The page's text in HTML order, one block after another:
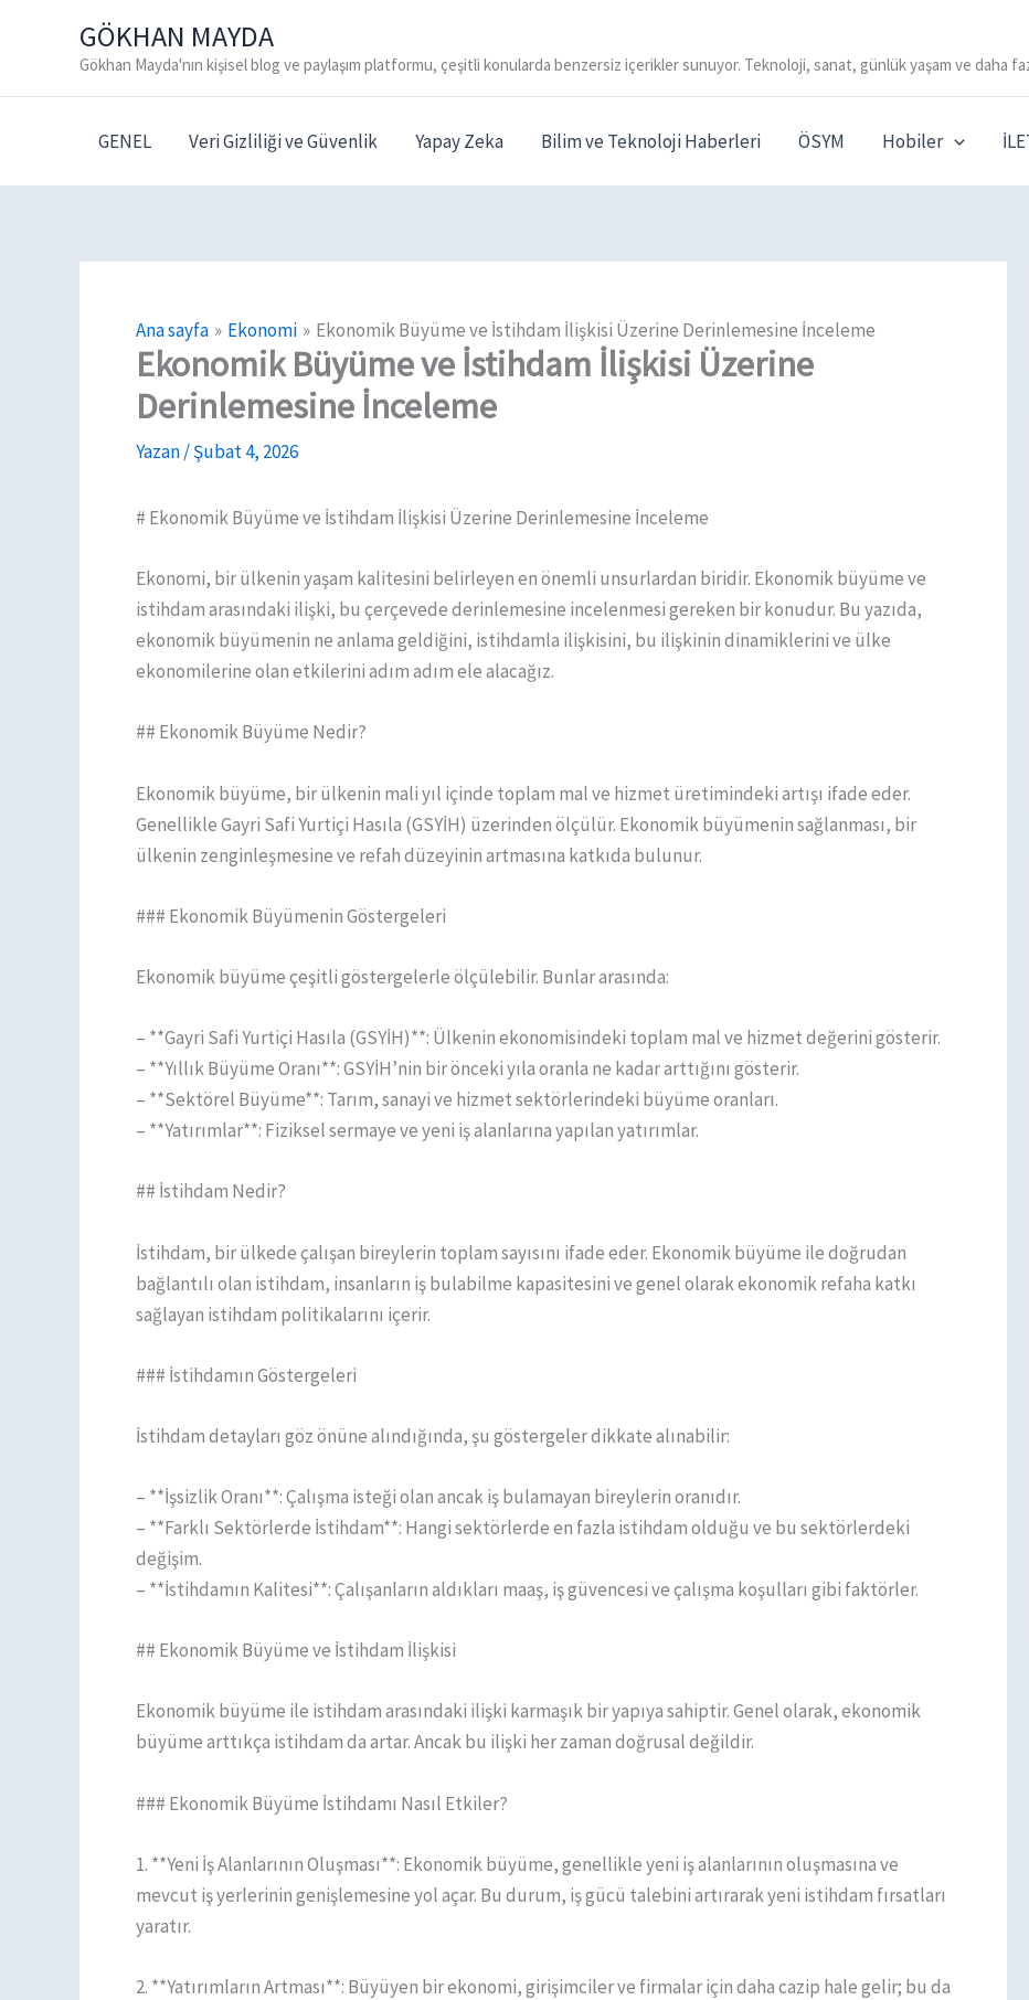
GÖKHAN MAYDA
Gökhan Mayda'nın kişisel blog ve paylaşım platformu, çeşitli konularda benzersiz içerikler sunuyor. Teknoloji, sanat, günlük yaşam ve daha
GENEL Veri Gizliliği ve Güvenlik Yapay Zeka Bilim ve Teknoloji Haberleri ÖSYM Hobiler
Ana sayfa Ekonomi Ekonomik Büyüme ve İstihdam İlişkisi Üzerine Derinlemesine İnceleme
Ekonomik Büyüme ve İstihdam İlişkisi Üzerine
Derinlemesine İnceleme
Yazan/Şubat 4, 2026
# Ekonomik Büyüme ve İstihdam İlişkisi Üzerine Derinlemesine İnceleme
Ekonomi, bir ülkenin yaşam kalitesini belirleyen en önemli unsurlardan biridir. Ekonomik büyüme ve
istihdam arasındaki ilişki, bu çerçevede derinlemesine incelenmesi gereken bir konudur. Bu yazıda,
ekonomik büyümenin ne anlama geldiğini, istihdamla ilişkisini, bu ilişkinin dinamiklerini ve ülke
ekonomilerine olan etkilerini adım adım ele alacağız.
## Ekonomik Büyüme Nedir?
Ekonomik büyüme, bir ülkenin mali yıl içinde toplam mal ve hizmet üretimindeki artışı ifade eder.
Genellikle Gayri Safi Yurtiçi Hasıla (GSYİH) üzerinden ölçülür. Ekonomik büyümenin sağlanması, bir
ülkenin zenginleşmesine ve refah düzeyinin artmasına katkıda bulunur.
### Ekonomik Büyümenin Göstergeleri
Ekonomik büyüme çeşitli göstergelerle ölçülebilir. Bunlar arasında:
– **Gayri Safi Yurtiçi Hasıla (GSYİH)**: Ülkenin ekonomisindeki toplam mal ve hizmet değerini gösterir.
– **Yıllık Büyüme Oranı**: GSYİH’nin bir önceki yıla oranla ne kadar arttığını gösterir.
– **Sektörel Büyüme**: Tarım, sanayi ve hizmet sektörlerindeki büyüme oranları.
– **Yatırımlar**: Fiziksel sermaye ve yeni iş alanlarına yapılan yatırımlar.
## İstihdam Nedir?
İstihdam, bir ülkede çalışan bireylerin toplam sayısını ifade eder. Ekonomik büyüme ile doğrudan
bağlantılı olan istihdam, insanların iş bulabilme kapasitesini ve genel olarak ekonomik refaha katkı
sağlayan istihdam politikalarını içerir.
### İstihdamın Göstergeleri
İstihdam detayları göz önüne alındığında, şu göstergeler dikkate alınabilir:
– **İşsizlik Oranı**: Çalışma isteği olan ancak iş bulamayan bireylerin oranıdır.
– **Farklı Sektörlerde İstihdam**: Hangi sektörlerde en fazla istihdam olduğu ve bu sektörlerdeki
değişim.
– **İstihdamın Kalitesi**: Çalışanların aldıkları maaş, iş güvencesi ve çalışma koşulları gibi faktörler.
## Ekonomik Büyüme ve İstihdam İlişkisi
Ekonomik büyüme ile istihdam arasındaki ilişki karmaşık bir yapıya sahiptir. Genel olarak, ekonomik
büyüme arttıkça istihdam da artar. Ancak bu ilişki her zaman doğrusal değildir.
### Ekonomik Büyüme İstihdamı Nasıl Etkiler?
1. **Yeni İş Alanlarının Oluşması**: Ekonomik büyüme, genellikle yeni iş alanlarının oluşmasına ve
mevcut iş yerlerinin genişlemesine yol açar. Bu durum, iş gücü talebini artırarak yeni istihdam fırsatları
yaratır.
2. **Yatırımların Artması**: Büyüyen bir ekonomi, girişimciler ve firmalar için daha cazip hale gelir; bu da